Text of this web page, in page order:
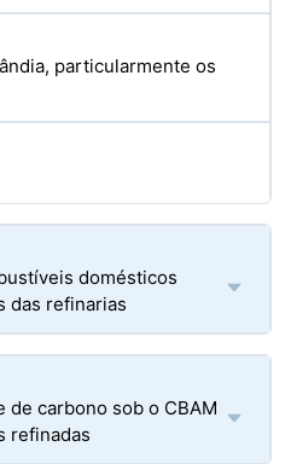
particularmente os
domésticos
das refinarias
de carbono sob o CBAM
refinadas